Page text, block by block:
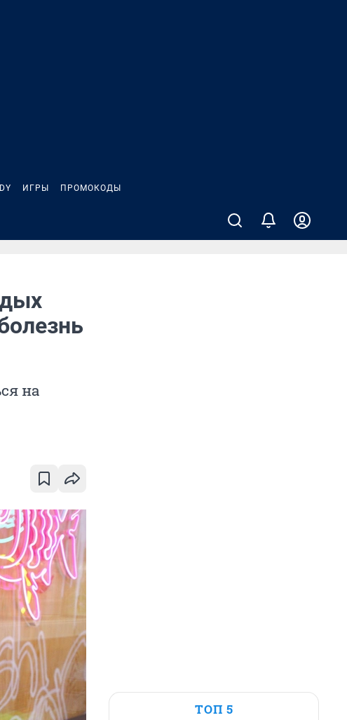
ИГРЫ ПРОМОКОДЫ
на
ТОП 5